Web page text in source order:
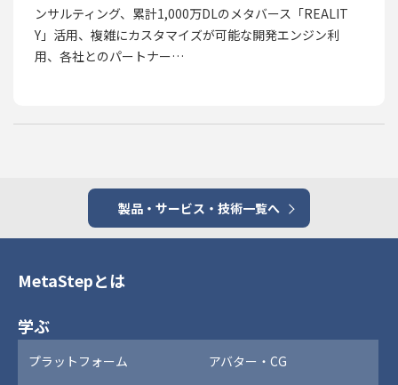
ンサルティング、累計1,000万DLのメタバース「REALIT
Y」活用、複雑にカスタマイズが可能な開発エンジン利
用、各社とのパートナー…
製品・サービス・技術一覧へ
MetaStepとは
学ぶ
プラットフォーム アバター・CG